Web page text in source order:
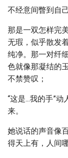
不经意间瞥到自
那是一双怎样完
无瑕，似乎散发
纯净。那一对纤
色就像那凝结的
不禁赞叹；
“这是...我的手”
来。
她说话的声音像
得天上有，人间